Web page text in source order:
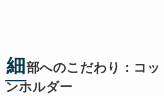
細部へのこだわり：コ
ンホルダー